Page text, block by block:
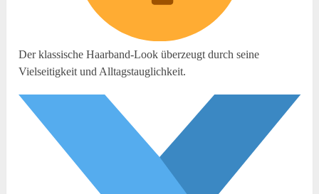
Der klassische Haarband-Look überzeugt durch seine
Vielseitigkeit und Alltagstauglichkeit.